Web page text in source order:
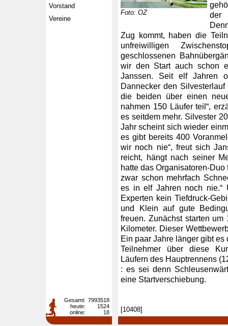
Vorstand
Vereine
Foto: OZ
der
Zug kommt, haben die
unfreiwilligen
geschlossenen
wir den Start auch schon
Janssen. Seit elf Jahren
Dannecker den
die beiden über einen
nahmen 150 Läufer teil“,
es seitdem mehr. Silvester
Jahr scheint sich wieder
es gibt bereits 400
wir noch nie“, freut sich
reicht, hängt nach seiner
hatte das Organisatoren-
zwar schon mehrfach
es in elf Jahren noch nie.“
Experten kein Tiefdruck-
und Klein auf gute
freuen. Zunächst starten
Kilometer. Dieser
Ein paar Jahre länger gibt
Teilnehmer über diese
Läufern des Hauptrennens
: es sei denn
eine Startverschiebung.
[10408]
Gesamt: 7993518
heute:
1524
online:
18